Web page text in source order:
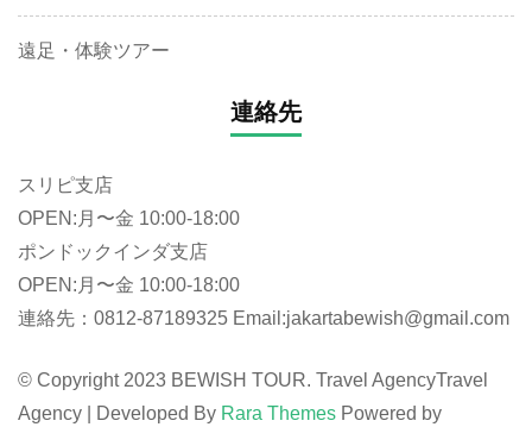
遠足・体験ツアー
連絡先
スリピ支店
OPEN:月〜金 10:00-18:00
ポンドックインダ支店
OPEN:月〜金 10:00-18:00
連絡先：0812-87189325 Email:jakartabewish@gmail.com
© Copyright 2023 BEWISH TOUR. Travel AgencyTravel
Agency | Developed By Rara Themes Powered by